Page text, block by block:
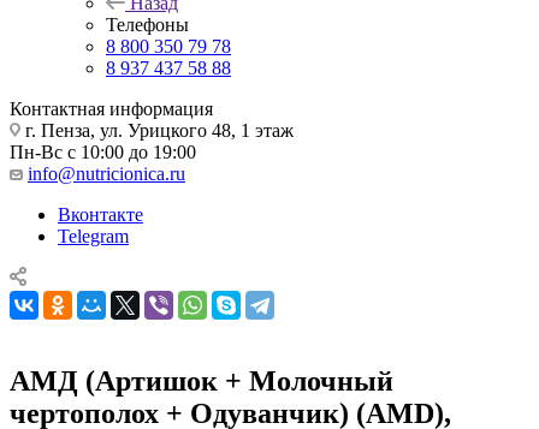
Телефоны
8 800 350 79 78
8 937 437 58 88
Контактная информация
г. Пенза, ул. Урицкого 48, 1 этаж
Пн-Вс с 10:00 до 19:00
info@nutricionica.ru
Вконтакте
Telegram
АМД (Артишок + Молочный
чертополох + Одуванчик) (AMD),